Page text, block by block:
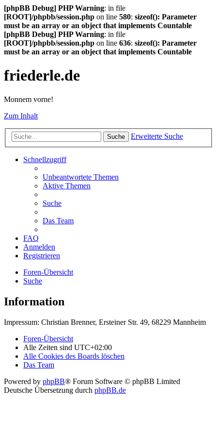
[phpBB Debug] PHP Warning: in file
[ROOT]/phpbb/session.php on line 580: sizeof(): Parameter
must be an array or an object that implements Countable
[phpBB Debug] PHP Warning: in file
[ROOT]/phpbb/session.php on line 636: sizeof(): Parameter
must be an array or an object that implements Countable
friederle.de
Monnem vorne!
Zum Inhalt
Suche Erweiterte Suche
Schnellzugriff
Unbeantwortete Themen
Aktive Themen
Suche
Das Team
FAQ
Anmelden
Registrieren
Foren-Übersicht
Suche
Information
Impressum: Christian Brenner, Ersteiner Str. 49, 68229 Mannheim
Foren-Übersicht
Alle Zeiten sind UTC+02:00
Alle Cookies des Boards löschen
Das Team
Powered by phpBB® Forum Software © phpBB Limited
Deutsche Übersetzung durch phpBB.de